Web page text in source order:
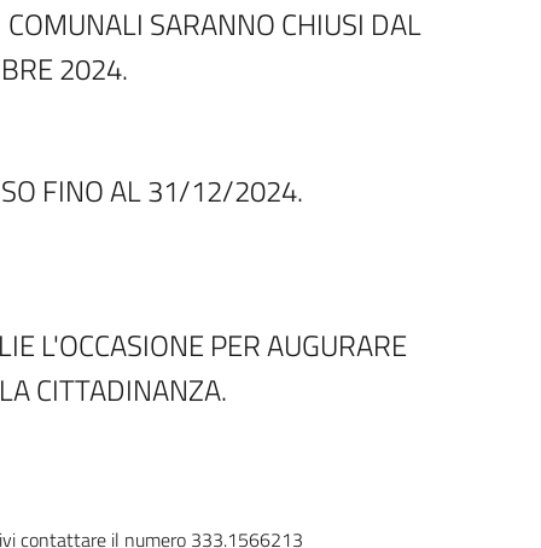
SARANNO CHIUSI DAL
2024.
FINO AL 31/12/2024.
L'OCCASIONE PER AUGURARE
CITTADINANZA.
contattare il numero 333.1566213